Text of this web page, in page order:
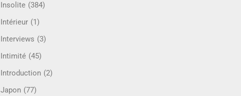
Insolite (384)
Intérieur (1)
Interviews (3)
Intimité (45)
Introduction (2)
Japon (77)